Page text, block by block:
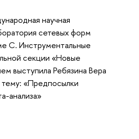
научная
сетевых форм
С. Инструментальные
секции «Новые
выступила Ребязина Вера
«Предпосылки
анализа»